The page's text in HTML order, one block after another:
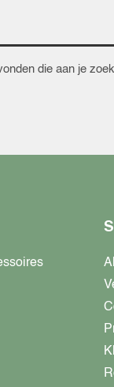
die aan je